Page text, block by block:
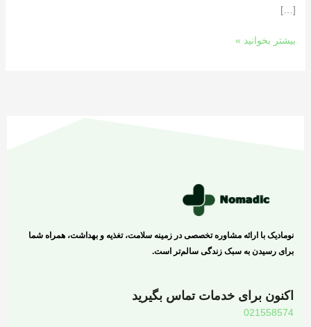
[…]
بیشتر بخوانید »
نومادیک با ارائه مشاوره تخصصی در زمینه سلامت، تغذیه و بهداشت، همراه شما
برای رسیدن به سبک زندگی سالم‌تر است.
اکنون برای خدمات تماس بگیرید
021558574